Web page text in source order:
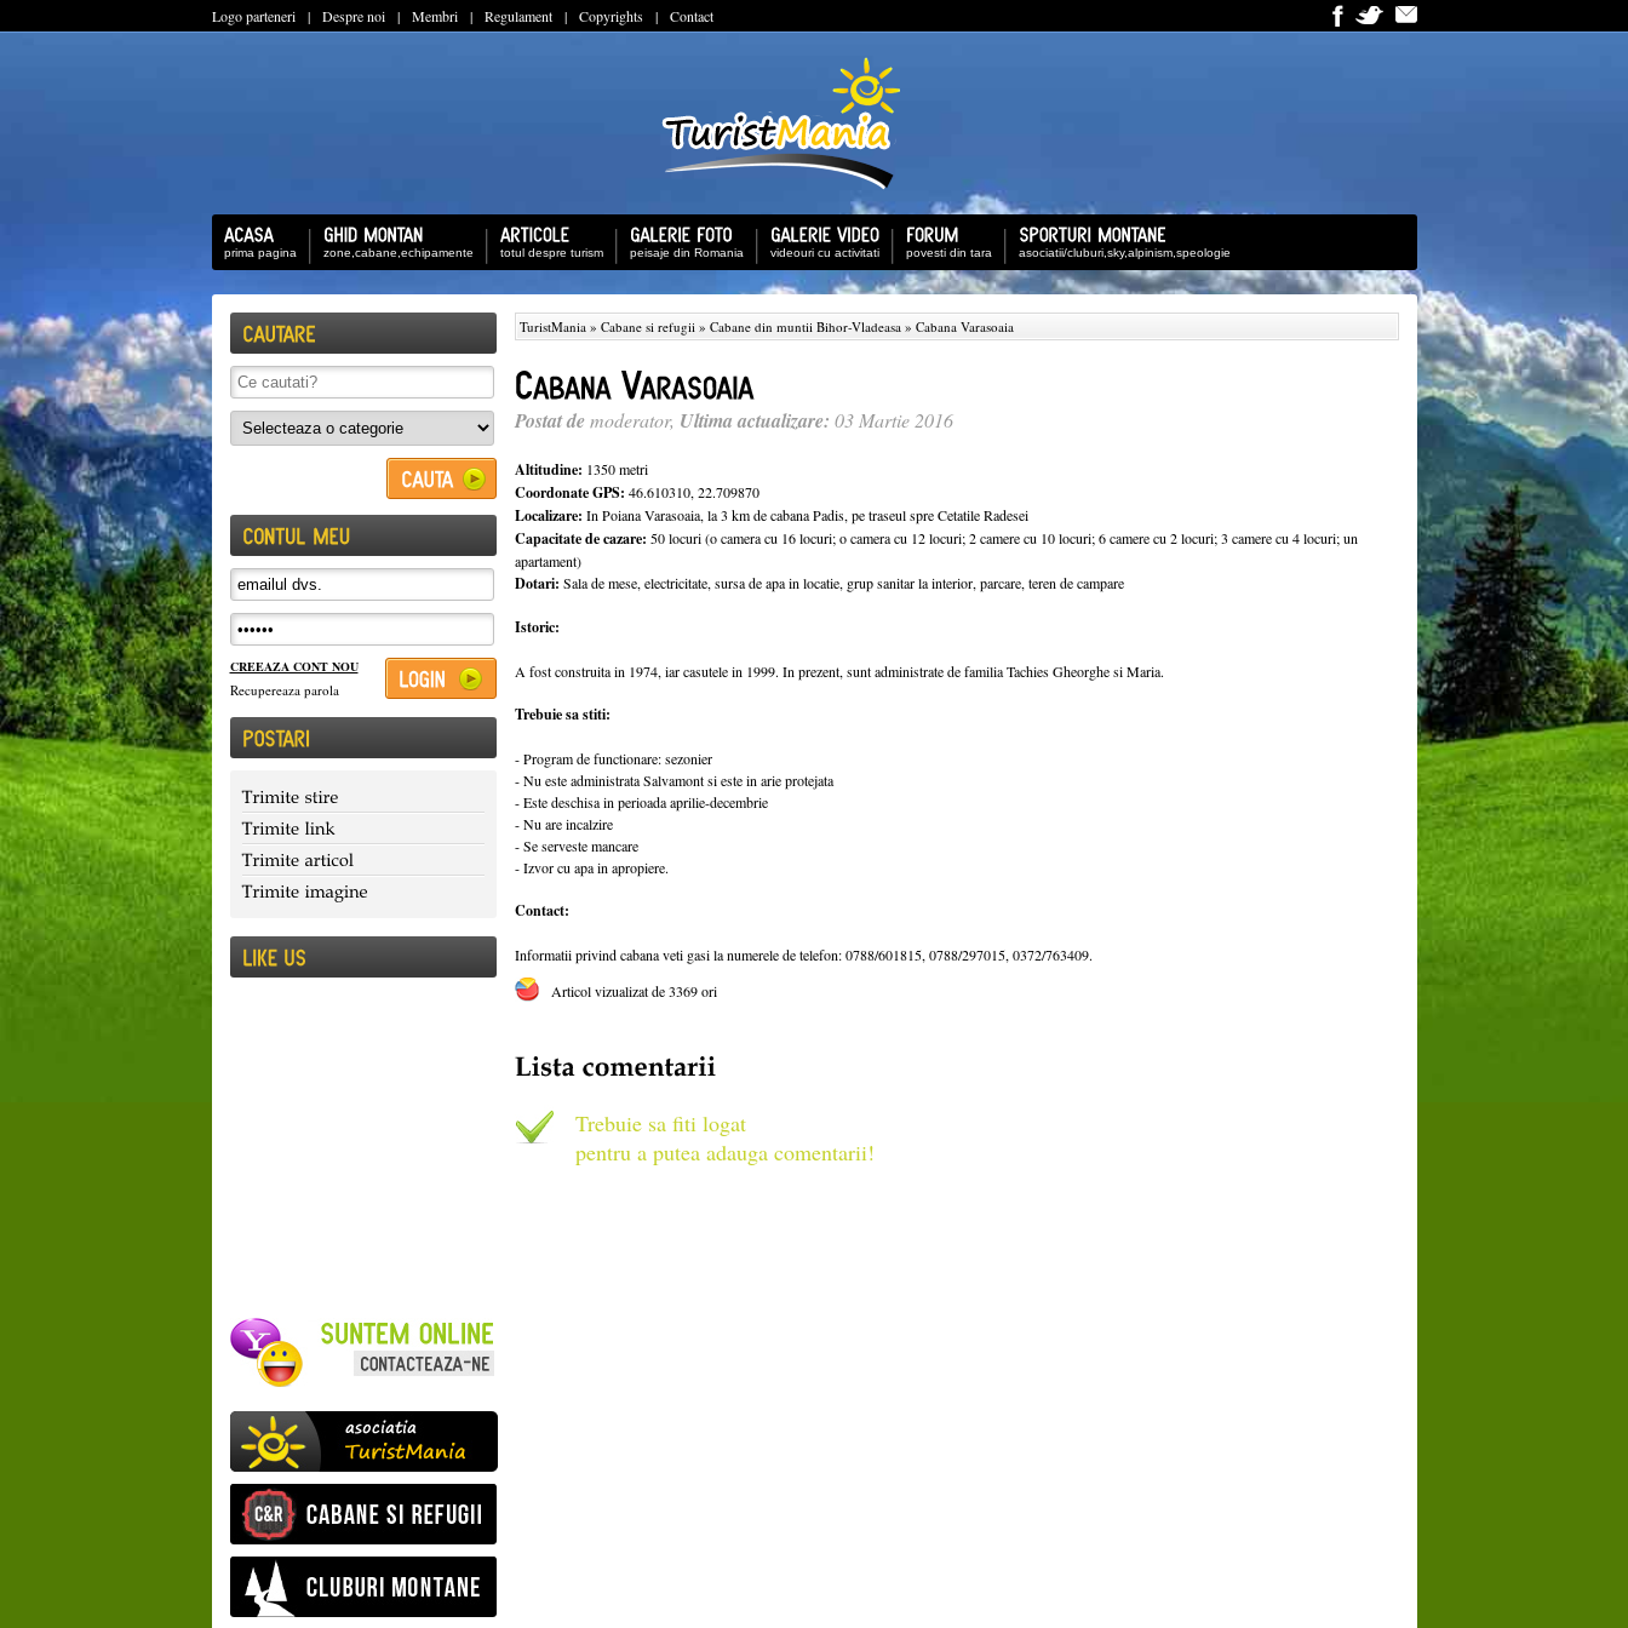
Logo parteneri| Despre noi| Membri| Regulament| Copyrights| Contact
prima pagina zone,cabane,echipamente totul despre turism peisaje din Romania videouri cu activitati povesti din tara asociatii/cluburi,sky,alpinism,speologie
CREEAZA CONT NOU
Recupereaza parola
TuristMania» Cabane si refugii» Cabane din muntii Bihor-Vladeasa» Cabana Varasoaia
Postat demoderator, Ultima actualizare: 03 Martie 2016
Altitudine: 1350 metri
Coordonate GPS: 46.610310, 22.709870
Localizare: In Poiana Varasoaia, la 3 km de cabana Padis, pe traseul spre Cetatile Radesei
Capacitate de cazare: 50 locuri (o camera cu 16 locuri; o camera cu 12 locuri; 2 camere cu 10 locuri; 6 camere cu 2 locuri; 3 camere cu 4 locuri; un
apartament)
Dotari: Sala de mese, electricitate, sursa de apa in locatie, grup sanitar la interior, parcare, teren de campare
Istoric:
A fost construita in 1974, iar casutele in 1999. In prezent, sunt administrate de familia Tachies Gheorghe si Maria.
Trebuie sa stiti:
- Program de functionare: sezonier
- Nu este administrata Salvamont si este in arie protejata
- Este deschisa in perioada aprilie-decembrie
- Nu are incalzire
- Se serveste mancare
- Izvor cu apa in apropiere.
Contact:
Informatii privind cabana veti gasi la numerele de telefon: 0788/601815, 0788/297015, 0372/763409.
Articol vizualizat de 3369 ori
Trebuie sa fiti logat
pentru a putea adauga comentarii!